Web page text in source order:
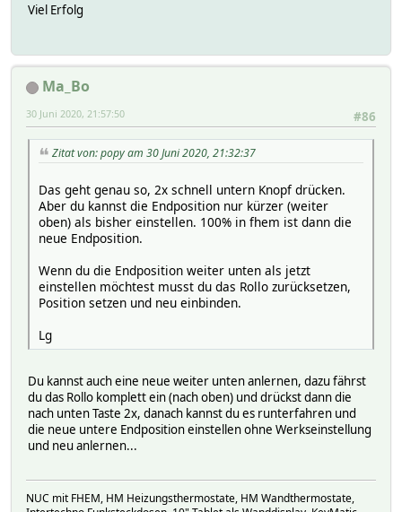
Viel Erfolg
Ma_Bo
#86
30 Juni 2020, 21:57:50
Zitat von: popy am 30 Juni 2020, 21:32:37
Das geht genau so, 2x schnell untern Knopf drücken.
Aber du kannst die Endposition nur kürzer (weiter
oben) als bisher einstellen. 100% in fhem ist dann die
neue Endposition.
Wenn du die Endposition weiter unten als jetzt
einstellen möchtest musst du das Rollo zurücksetzen,
Position setzen und neu einbinden.
Lg
Du kannst auch eine neue weiter unten anlernen, dazu fährst
du das Rollo komplett ein (nach oben) und drückst dann die
nach unten Taste 2x, danach kannst du es runterfahren und
die neue untere Endposition einstellen ohne Werkseinstellung
und neu anlernen...
NUC mit FHEM, HM Heizungsthermostate, HM Wandthermostate,